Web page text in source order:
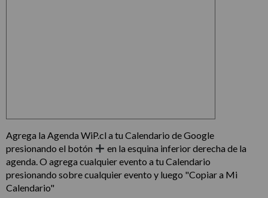
Agrega la Agenda WiP.cl a tu Calendario de Google
presionando el botón
en la esquina inferior derecha de la
agenda. O agrega cualquier evento a tu Calendario
presionando sobre cualquier evento y luego "Copiar a Mi
Calendario"